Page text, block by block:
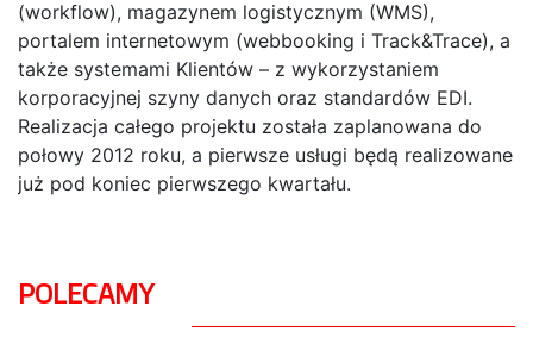
(workflow), magazynem logistycznym (WMS),
portalem internetowym (webbooking i Track&Trace), a
także systemami Klientów – z wykorzystaniem
korporacyjnej szyny danych oraz standardów EDI.
Realizacja całego projektu została zaplanowana do
połowy 2012 roku, a pierwsze usługi będą realizowane
już pod koniec pierwszego kwartału.
POLECAMY